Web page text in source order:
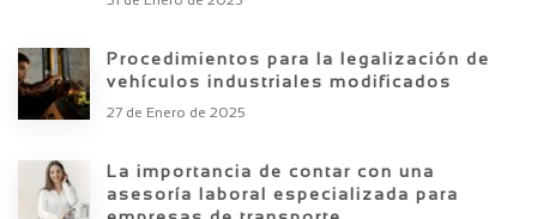
Procedimientos para la legalización de
vehículos industriales modificados
27 de Enero de 2025
La importancia de contar con una
asesoría laboral especializada para